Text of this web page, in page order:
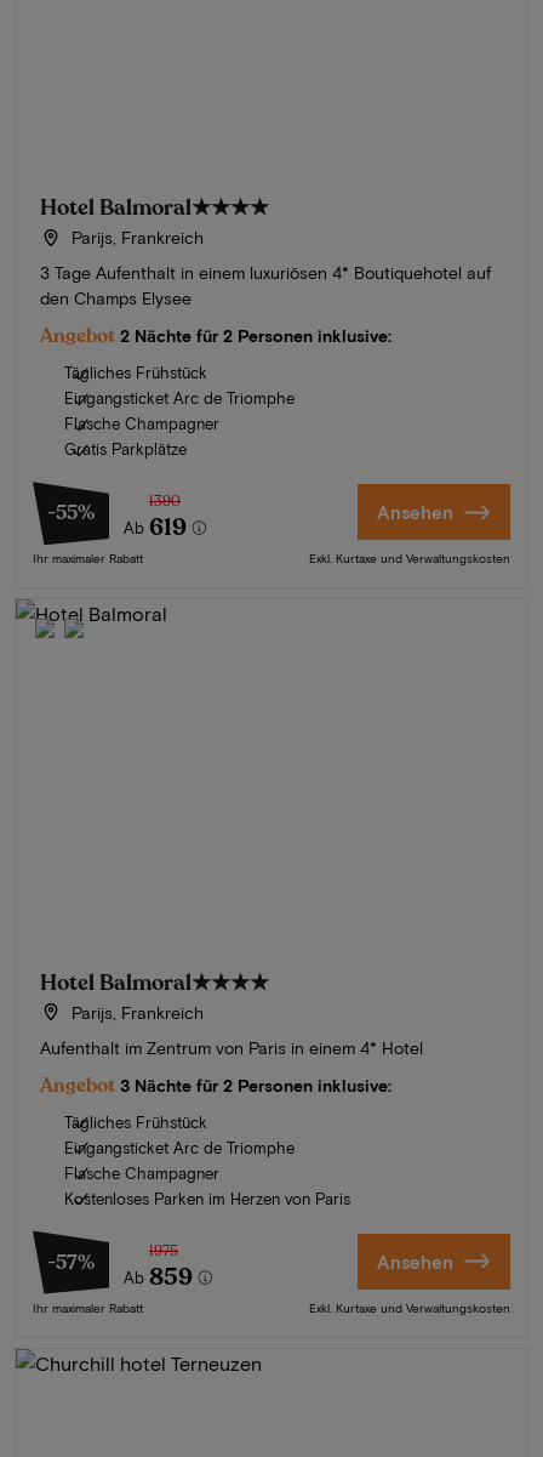
Hotel Balmoral★★★★
Parijs, Frankreich
3 Tage Aufenthalt in einem luxuriösen 4* Boutiquehotel auf
den Champs Elysee
Angebot 2 Nächte für 2 Personen inklusive:
Tägliches Frühstück
Eingangsticket Arc de Triomphe
Flasche Champagner
Gratis Parkplätze
-55%
Ab
1390
619
Ihr maximaler Rabatt
Ansehen
Exkl. Kurtaxe und Verwaltungskosten
Hotel Balmoral★★★★
Parijs, Frankreich
Aufenthalt im Zentrum von Paris in einem 4* Hotel
Angebot 3 Nächte für 2 Personen inklusive:
Tägliches Frühstück
Eingangsticket Arc de Triomphe
Flasche Champagner
Kostenloses Parken im Herzen von Paris
-57%
Ab
1975
859
Ihr maximaler Rabatt
Ansehen
Exkl. Kurtaxe und Verwaltungskosten